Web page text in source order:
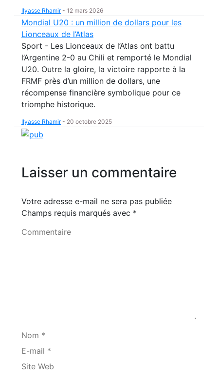
Ilyasse Rhamir- 12 mars 2026
Mondial U20 : un million de dollars pour les
Lionceaux de l’Atlas
Sport - Les Lionceaux de l’Atlas ont battu
l’Argentine 2-0 au Chili et remporté le Mondial
U20. Outre la gloire, la victoire rapporte à la
FRMF près d’un million de dollars, une
récompense financière symbolique pour ce
triomphe historique.
Ilyasse Rhamir- 20 octobre 2025
Laisser un commentaire
Votre adresse e-mail ne sera pas publiée
Champs requis marqués avec *
Commentaire
Nom *
E-mail *
Site Web